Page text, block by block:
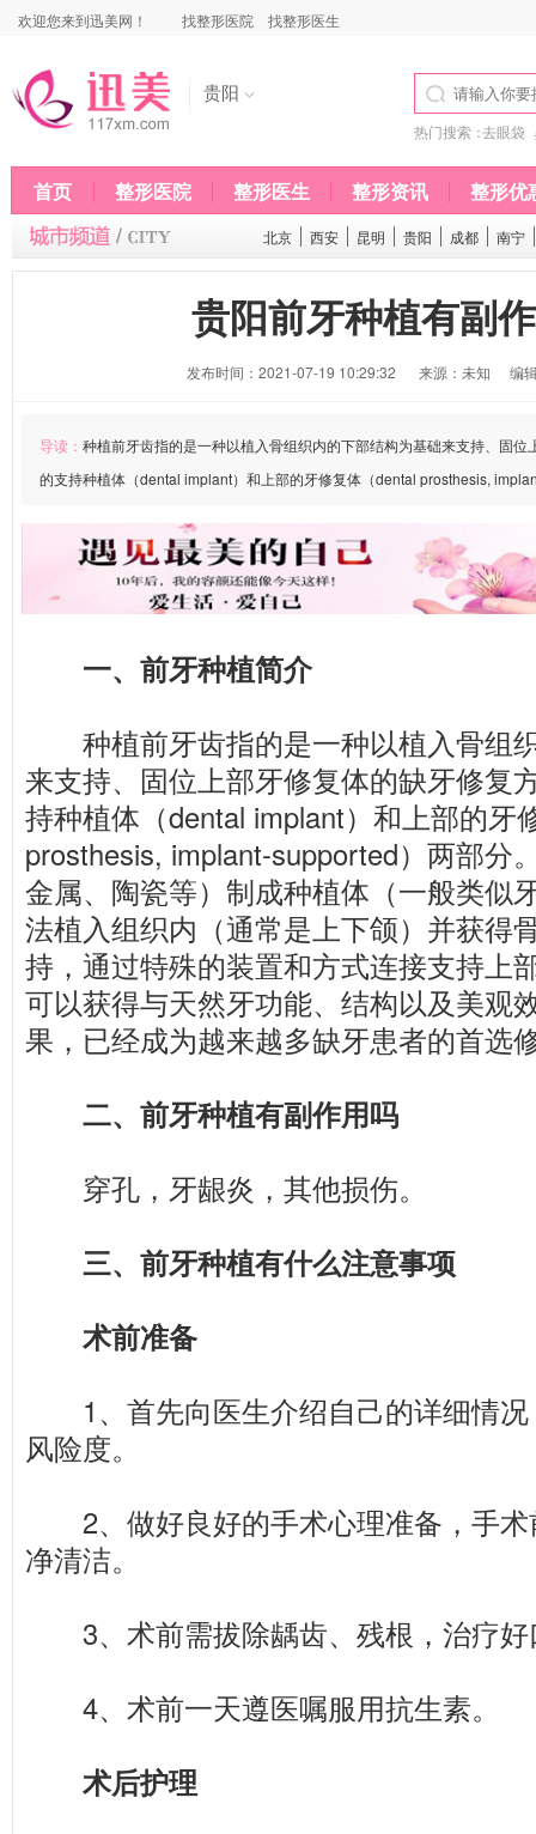
欢迎您来到迅美网！ 找整形医院 找整形医生
贵阳
热门搜索：去眼袋
首页 整形医院 整形医生 整形资讯 整形优
北京 西安 昆明 贵阳 成都 南宁
贵阳前牙种植有副
发布时间：2021-07-19 10:29:32 来源：未知 编
导读： 种植前牙齿指的是一种以植入骨组织内的下部结构为基础来支持、固
的支持种植体（dental implant）和上部的牙修复体（dental prosthesis,
一、前牙种植简介
种植前牙齿指的是一种以植入骨组
来支持、固位上部牙修复体的缺牙修复
持种植体（dental implant）和上部的牙
prosthesis, implant-supported）两部分
金属、陶瓷等）制成种植体（一般类似
法植入组织内（通常是上下颌）并获得
持，通过特殊的装置和方式连接支持上
可以获得与天然牙功能、结构以及美观
果，已经成为越来越多缺牙患者的首选
二、前牙种植有副作用吗
穿孔，牙龈炎，其他损伤。
三、前牙种植有什么注意事项
术前准备
1、首先向医生介绍自己的详细情况
风险度。
2、做好良好的手术心理准备，手术
净清洁。
3、术前需拔除龋齿、残根，治疗好
4、术前一天遵医嘱服用抗生素。
术后护理